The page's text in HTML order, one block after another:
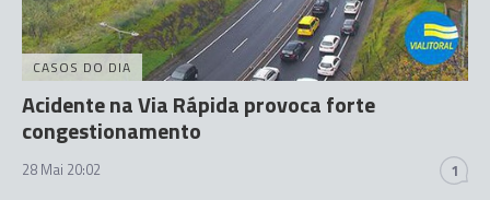
CASOS DO DIA
Acidente na Via Rápida provoca forte
congestionamento
28 Mai 20:02 1